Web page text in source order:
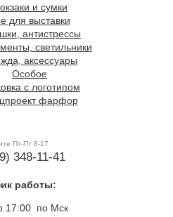
и сумки
для выставки
антистрессы
светильники
аксессуары
Особое
с логотипом
фарфор
Пт-Пт 8-17
348-11-41
работы:
17:00 по Мск